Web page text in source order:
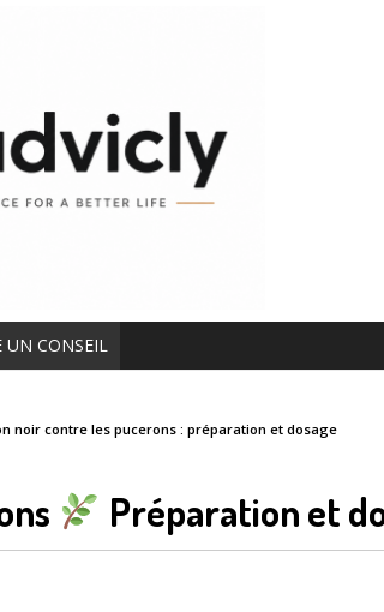
UN CONSEIL
noir contre les pucerons : préparation et dosage
Préparation et